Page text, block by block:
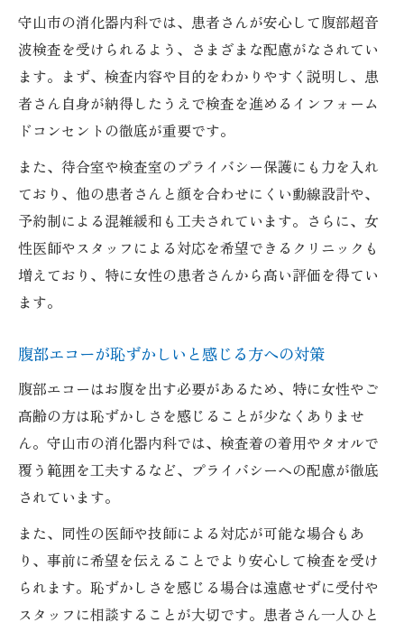
守山市の消化器内科では、患者さんが安心して腹部超音
波検査を受けられるよう、さまざまな配慮がなされてい
ます。まず、検査内容や目的をわかりやすく説明し、患
者さん自身が納得したうえで検査を進めるインフォーム
ドコンセントの徹底が重要です。
また、待合室や検査室のプライバシー保護にも力を入れ
ており、他の患者さんと顔を合わせにくい動線設計や、
予約制による混雑緩和も工夫されています。さらに、女
性医師やスタッフによる対応を希望できるクリニックも
増えており、特に女性の患者さんから高い評価を得てい
ます。
腹部エコーが恥ずかしいと感じる方への対策
腹部エコーはお腹を出す必要があるため、特に女性やご
高齢の方は恥ずかしさを感じることが少なくありませ
ん。守山市の消化器内科では、検査着の着用やタオルで
覆う範囲を工夫するなど、プライバシーへの配慮が徹底
されています。
また、同性の医師や技師による対応が可能な場合もあ
り、事前に希望を伝えることでより安心して検査を受け
られます。恥ずかしさを感じる場合は遠慮せずに受付や
スタッフに相談することが大切です。患者さん一人ひと